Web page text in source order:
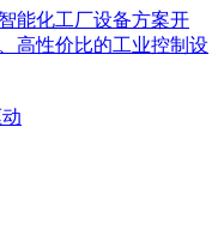
能化工厂设备方案开
高性价比的工业控制设